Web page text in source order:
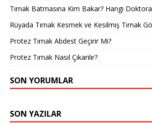
Tırnak Batmasına Kim Bakar? Hangi
Rüyada Tırnak Kesmek ve Kesilmiş Tırnak
Protez Tırnak Abdest Geçirir Mi?
Protez Tırnak Nasıl Çıkarılır?
SON YORUMLAR
SON YAZILAR